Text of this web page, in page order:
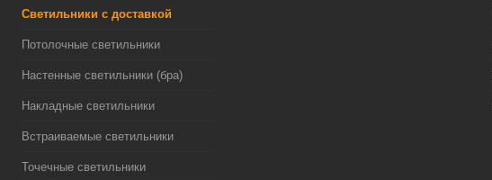
Светильники с доставкой
Потолочные светильники
Настенные светильники (бра)
Накладные светильники
Встраиваемые светильники
Точечные светильники